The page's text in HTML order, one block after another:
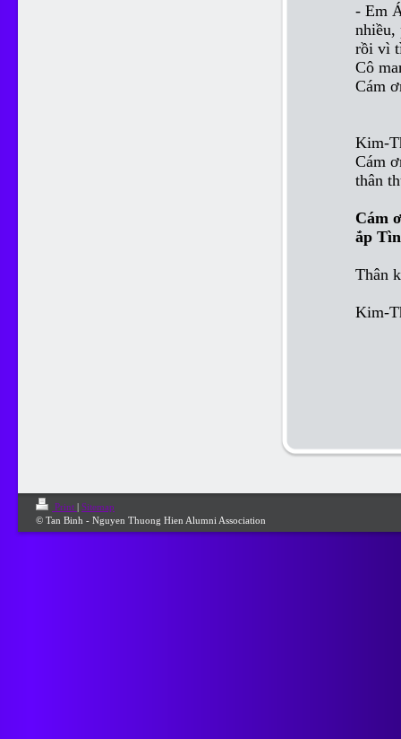
- Em
nhiều,
rồi vì
Cô
Cám
Kim-
Cám
thân
Cám
ắp
Thân
Kim-
Print | Sitemap
© Tan Binh - Nguyen Thuong Hien Alumni Association